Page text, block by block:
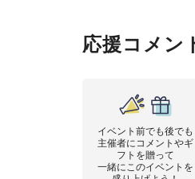
応援コメン
イベント前でも後でも
主催者にコメントやギ
フトを贈って
一緒にこのイベントを